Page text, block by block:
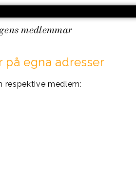
medlemmar
på egna adresser
respektive medlem: